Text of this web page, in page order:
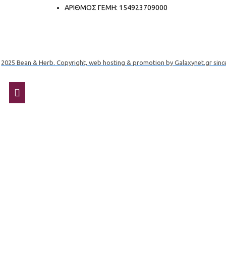
ΑΡΙΘΜΟΣ ΓΕΜΗ: 154923709000
2025 Bean & Herb. Copyright, web hosting & promotion by Galaxynet.gr